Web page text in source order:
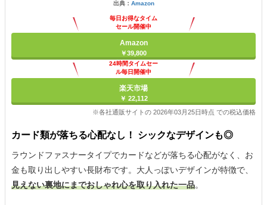
出典： Amazon
毎日お得なタイム
セール開催中
Amazon
￥39,800
24時間タイムセー
ル毎日開催中
楽天市場
￥ 22,112
※各社通販サイトの 2026年03月25日時点 での税込価格
カード類が落ちる心配なし！ シックなデザインも◎
ラウンドファスナータイプでカードなどが落ちる心配がなく、お
金も取り出しやすい長財布です。大人っぽいデザインが特徴で、
見えない裏地にまでおしゃれ心を取り入れた一品。